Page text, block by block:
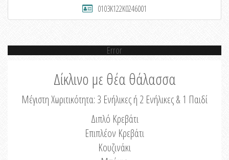
0103K122K0246001
Error
Δίκλινο με θέα θάλασσα
Μέγιστη Χωριτικότητα: 3 Ενήλικες ή 2 Ενήλικες & 1 Παιδί
Διπλό Κρεβάτι
Επιπλέον Κρεβάτι
Κουζινάκι